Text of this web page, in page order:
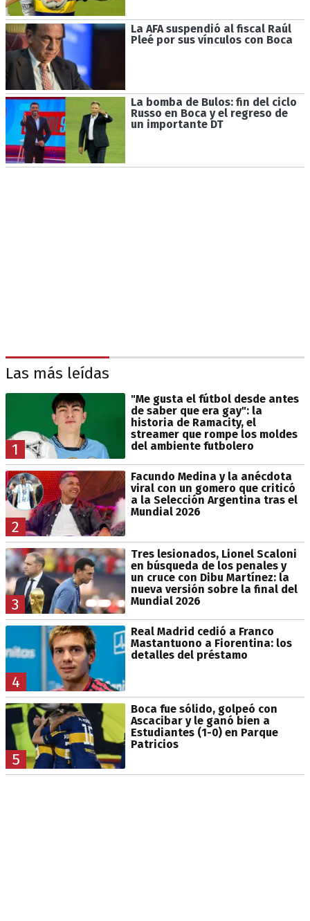
La AFA suspendió al fiscal Raúl
Pleé por sus vínculos con Boca
La bomba de Bulos: fin del ciclo
Russo en Boca y el regreso de
un importante DT
Las más leídas
1
"Me gusta el fútbol desde antes
de saber que era gay": la
historia de Ramacity, el
streamer que rompe los moldes
del ambiente futbolero
2
Facundo Medina y la anécdota
viral con un gomero que criticó
a la Selección Argentina tras el
Mundial 2026
3
Tres lesionados, Lionel Scaloni
en búsqueda de los penales y
un cruce con Dibu Martínez: la
nueva versión sobre la final del
Mundial 2026
4
Real Madrid cedió a Franco
Mastantuono a Fiorentina: los
detalles del préstamo
5
Boca fue sólido, golpeó con
Ascacibar y le ganó bien a
Estudiantes (1-0) en Parque
Patricios